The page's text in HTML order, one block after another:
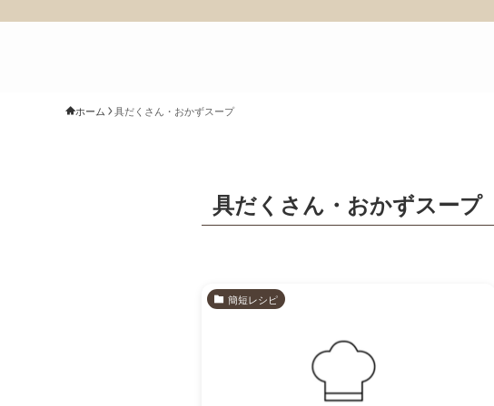
ホーム 具だくさん・おかずスープ
具だくさん・おかずスープ
簡短レシピ